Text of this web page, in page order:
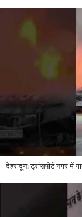
देहरादून: ट्रांसपोर्ट नगर